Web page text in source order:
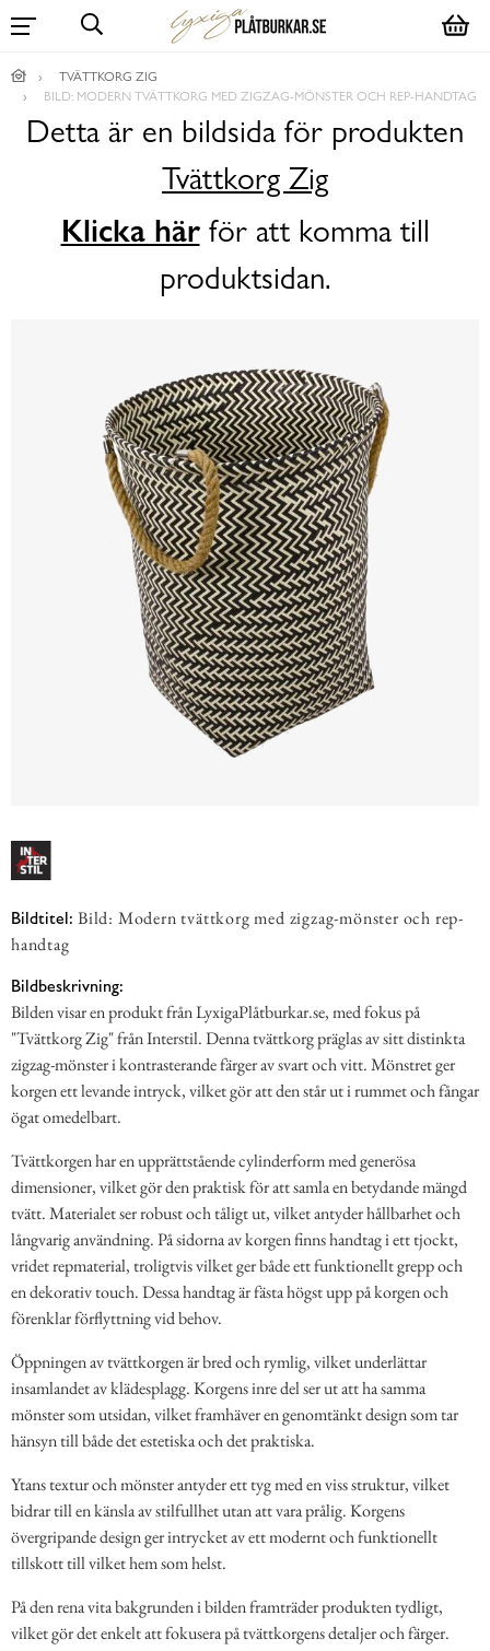
TVÄTTKORG ZIG
BILD: MODERN TVÄTTKORG MED ZIGZAG-MÖNSTER OCH REP-HANDTAG
Detta är en bildsida för produkten
Tvättkorg Zig
Klicka härför att komma till
produktsidan.
Bildtitel: Bild: Modern tvättkorg med zigzag-mönster och rep-
handtag
Bildbeskrivning:
Bilden visar en produkt från LyxigaPlåtburkar.se, med fokus på
"Tvättkorg Zig" från Interstil. Denna tvättkorg präglas av sitt distinkta
zigzag-mönster i kontrasterande färger av svart och vitt. Mönstret ger
korgen ett levande intryck, vilket gör att den står ut i rummet och fångar
ögat omedelbart.
Tvättkorgen har en upprättstående cylinderform med generösa
dimensioner, vilket gör den praktisk för att samla en betydande mängd
tvätt. Materialet ser robust och tåligt ut, vilket antyder hållbarhet och
långvarig användning. På sidorna av korgen finns handtag i ett tjockt,
vridet repmaterial, troligtvis vilket ger både ett funktionellt grepp och
en dekorativ touch. Dessa handtag är fästa högst upp på korgen och
förenklar förflyttning vid behov.
Öppningen av tvättkorgen är bred och rymlig, vilket underlättar
insamlandet av klädesplagg. Korgens inre del ser ut att ha samma
mönster som utsidan, vilket framhäver en genomtänkt design som tar
hänsyn till både det estetiska och det praktiska.
Ytans textur och mönster antyder ett tyg med en viss struktur, vilket
bidrar till en känsla av stilfullhet utan att vara prålig. Korgens
övergripande design ger intrycket av ett modernt och funktionellt
tillskott till vilket hem som helst.
På den rena vita bakgrunden i bilden framträder produkten tydligt,
vilket gör det enkelt att fokusera på tvättkorgens detaljer och färger.